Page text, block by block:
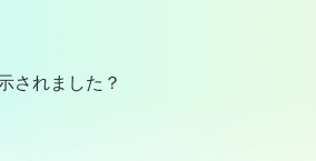
されました？